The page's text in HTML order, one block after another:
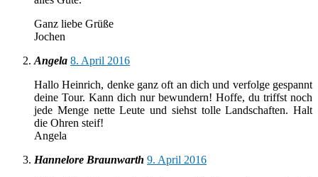
Ganz liebe Grüße
Jochen
Angela 8. April 2016
Hallo Heinrich, denke ganz oft an dich und verfolge gespannt
deine Tour. Kann dich nur bewundern! Hoffe, du triffst noch
jede Menge nette Leute und siehst tolle Landschaften. Halt
die Ohren steif!
Angela
Hannelore Braunwarth 9. April 2016